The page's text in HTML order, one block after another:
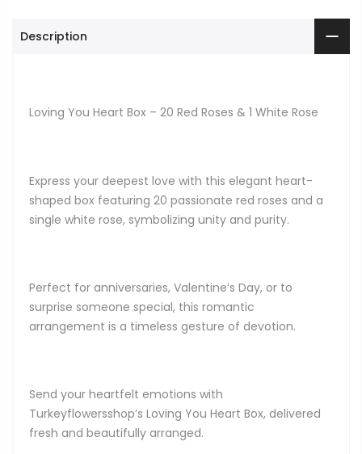
Description
Loving You Heart Box – 20 Red Roses & 1 White Rose
Express your deepest love with this elegant heart-
shaped box featuring 20 passionate red roses and a
single white rose, symbolizing unity and purity.
Perfect for anniversaries, Valentine’s Day, or to
surprise someone special, this romantic
arrangement is a timeless gesture of devotion.
Send your heartfelt emotions with
Turkeyflowersshop’s Loving You Heart Box, delivered
fresh and beautifully arranged.